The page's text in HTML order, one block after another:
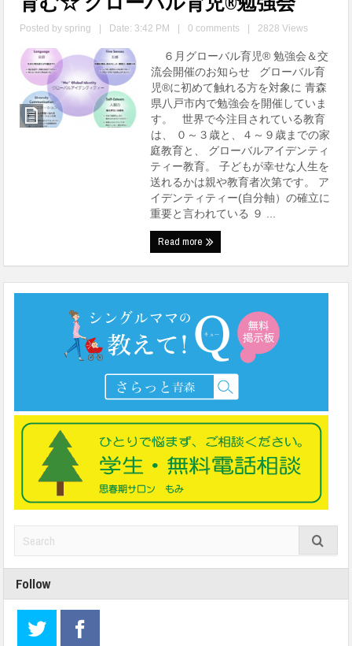
Posted by spring Date: 3:42 PM 0 comments 2828 Views
６月グローバル育児® 勉強会＆交
流会開催のお知らせ グローバル育
児®に初めて触れる方を対象に 青森
県八戸市内で勉強会を開催していま
す。 世界で今注目されている教育
は、 ０～３歳と、４～９歳までの家
庭教育と、 グローバルアイデンティ
ティー教育。 子どもが幸せな人生を
送れるかは親や教育者次第です。 ア
イデンティティー(自分軸）の確立に
重要と言われている ９ ...
Read more
Follow